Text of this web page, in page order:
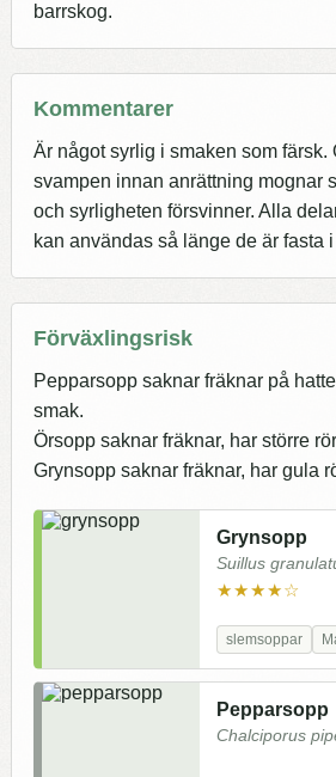
barrskog.
Kommentarer
Är något syrlig i smaken som färsk.
svampen innan anrättning mognar
och syrligheten försvinner. Alla
kan användas så länge de är fasta
Förväxlingsrisk
Pepparsopp saknar fräknar på
smak.
Örsopp saknar fräknar, har större
Grynsopp saknar fräknar, har gula
Grynsopp
Suillus
★★★★☆
slemsoppar
Pepparsopp
Chalciporus